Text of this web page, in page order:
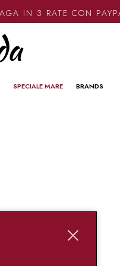
IN 3 RATE CON
SPECIALE MARE BRANDS